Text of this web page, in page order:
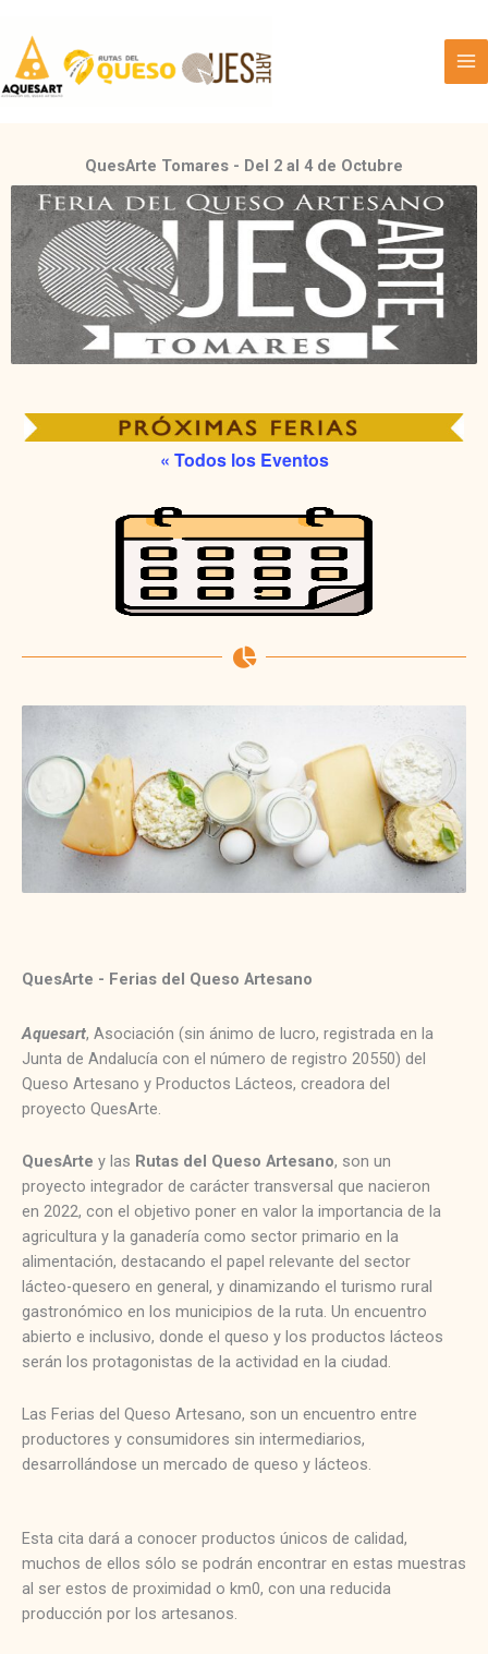
contenido
QuesArte Tomares - Del 2 al 4 de Octubre
« Todos los Eventos
QuesArte - Ferias del Queso Artesano
Aquesart, Asociación (sin ánimo de lucro, registrada en la
Junta de Andalucía con el número de registro 20550) del
Queso Artesano y Productos Lácteos, creadora del
proyecto QuesArte.
QuesArte y las Rutas del Queso Artesano, son un
proyecto integrador de carácter transversal que nacieron
en 2022, con el objetivo poner en valor la importancia de la
agricultura y la ganadería como sector primario en la
alimentación, destacando el papel relevante del sector
lácteo-quesero en general, y dinamizando el turismo rural
gastronómico en los municipios de la ruta. Un encuentro
abierto e inclusivo, donde el queso y los productos lácteos
serán los protagonistas de la actividad en la ciudad.
Las Ferias del Queso Artesano, son un encuentro entre
productores y consumidores sin intermediarios,
desarrollándose un mercado de queso y lácteos.
Esta cita dará a conocer productos únicos de calidad,
muchos de ellos sólo se podrán encontrar en estas muestras
al ser estos de proximidad o km0, con una reducida
producción por los artesanos.